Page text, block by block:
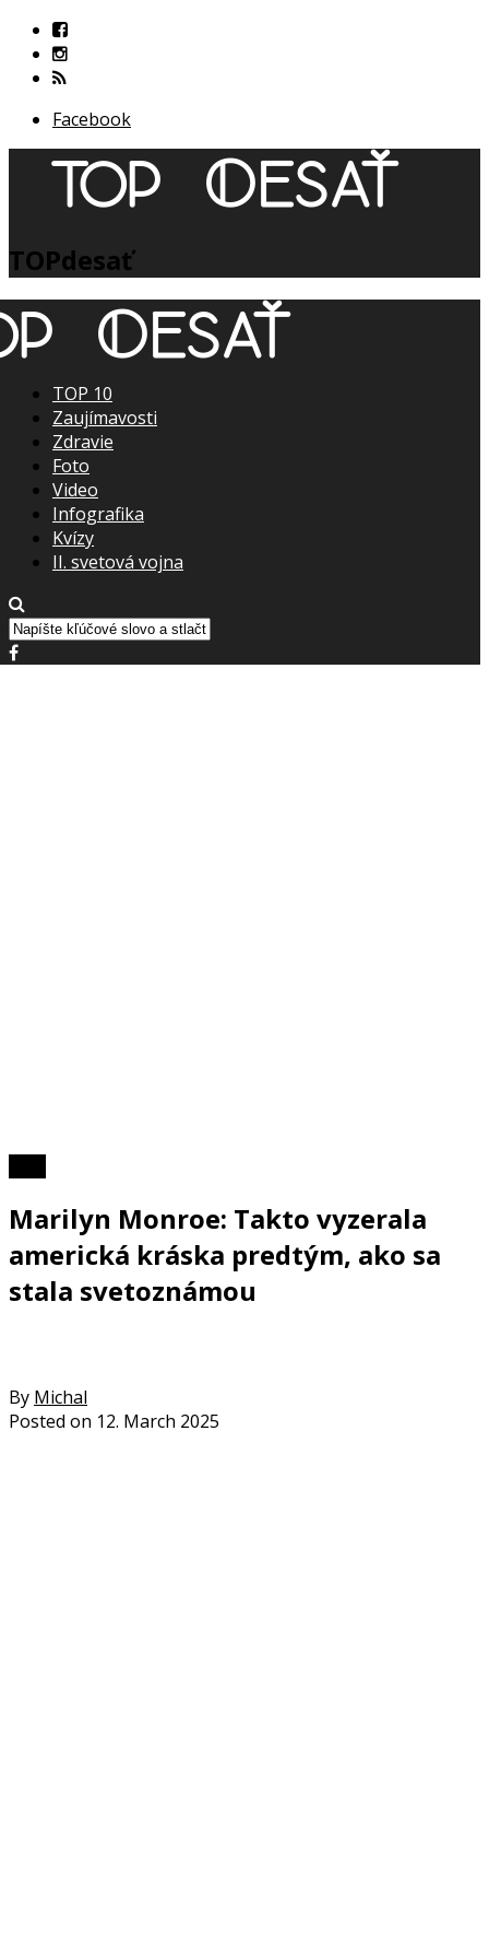
Facebook
TOPdesať
TOP 10
Zaujímavosti
Zdravie
Foto
Video
Infografika
Kvízy
II. svetová vojna
Marilyn Monroe: Takto vyzerala
americká kráska predtým, ako sa
stala svetoznámou
By Michal
Posted on 12. March 2025